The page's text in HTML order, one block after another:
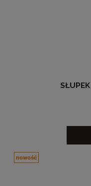
nowość